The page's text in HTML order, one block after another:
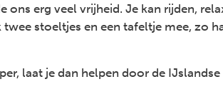
ons erg veel vrijheid. Je kan rijden,
stoeltjes en een tafeltje mee, zo
laat je dan helpen door de